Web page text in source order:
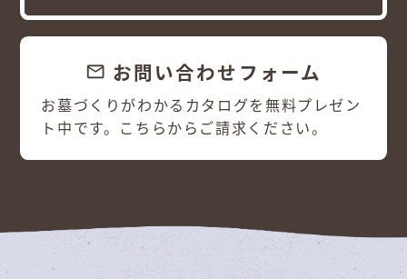
email お問い合わせフォーム
お墓づくりがわかるカタログを無料プレゼン
ト中です。こちらからご請求ください。